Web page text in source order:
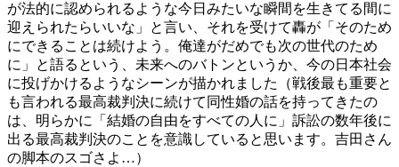
が法的に認められるような今日みたいな瞬間を生きてる間に
迎えられたらいいな」と言い、それを受けて轟が「そのため
にできることは続けよう。俺達がだめでも次の世代のため
に」と語るという、未来へのバトンというか、今の日本社会
に投げかけるようなシーンが描かれました（戦後最も重要と
も言われる最高裁判決に続けて同性婚の話を持ってきたの
は、明らかに「結婚の自由をすべての人に」訴訟の数年後に
出る最高裁判決のことを意識していると思います。吉田さん
の脚本のスゴさよ…）